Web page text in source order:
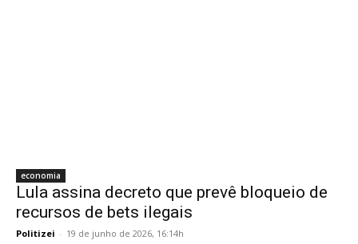
economia
Lula assina decreto que prevê bloqueio de
recursos de bets ilegais
Politizei - 19 de junho de 2026, 16:14h